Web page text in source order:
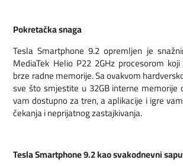
Pokretačka snaga
Tesla Smartphone 9.2 opremljen je
MediaTek Helio P22 2GHz procesorom
brze radne memorije. Sa ovakvom
sve što smjestite u 32GB interne memorije
vam dostupno za tren, a aplikacije i igre
čekanja i neprijatnog zastajkivanja.
Tesla Smartphone 9.2 kao svakodnevni